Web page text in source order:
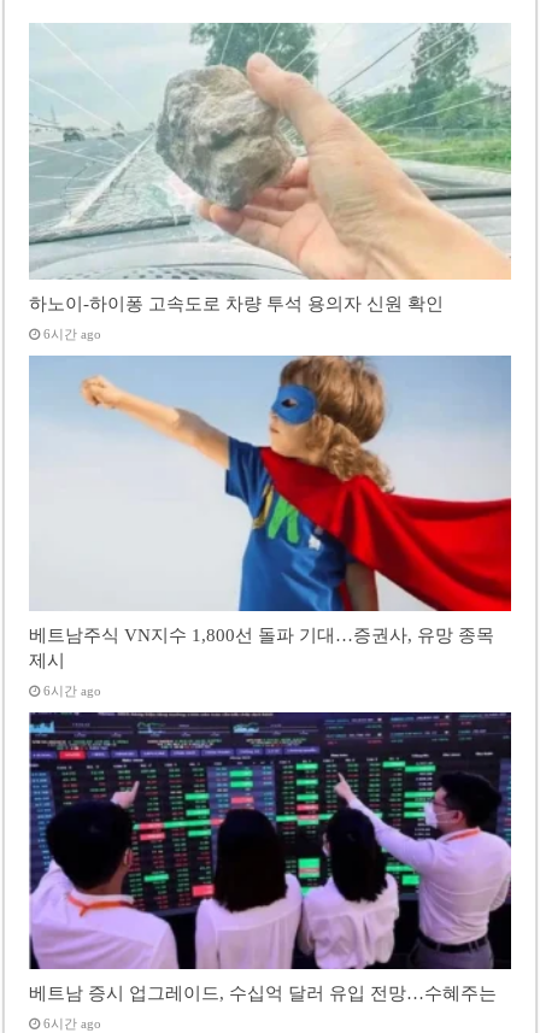
하노이-하이퐁 고속도로 차량 투석 용의자 신원 확인
6시간 ago
베트남주식 VN지수 1,800선 돌파 기대…증권사, 유망 종목
제시
6시간 ago
베트남 증시 업그레이드, 수십억 달러 유입 전망…수혜주는
6시간 ago